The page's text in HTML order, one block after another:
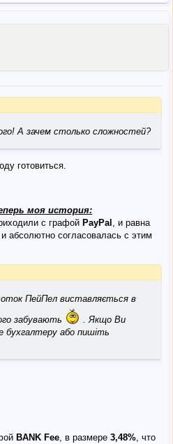
А зачем столько сложностей?
готовиться.
моя история:
с графой PayPal , и равна
абсолютно согласовалась с этим
ПейПел виставляється в
забувають
. Якщо Ви
бухгалтеру або пишіть
BANK Fee, в размере 3,48%, что